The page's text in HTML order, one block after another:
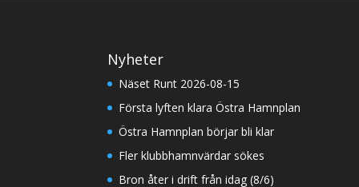
Nyheter
Näset Runt 2026-08-15
Första lyften klara Östra Hamnplan
Östra Hamnplan börjar bli klar
Fler klubbhamnvärdar sökes
Bron åter i drift från idag (8/6)